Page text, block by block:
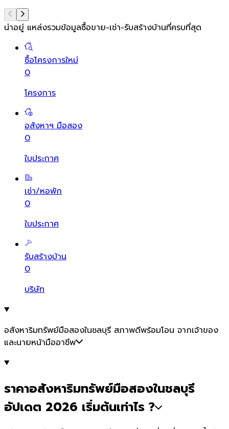
น่าอยู่ แหล่งรวมข้อมูลซื้อขาย-เช่า-รับสร้างบ้านที่ครบที่สุด
ซื้อโครงการใหม่
0
โครงการ
อสังหาฯ มือสอง
0
ใบประกาศ
เช่า/หอพัก
0
ใบประกาศ
รับสร้างบ้าน
0
บริษัท
อสังหาริมทรัพย์มือสองในชลบุรี สภาพดีพร้อมโอน จากเจ้าของ
และนายหน้ามืออาชีพ
ราคาอสังหาริมทรัพย์มือสองในชลบุรี
อัปเดต 2026 เริ่มต้นเท่าไร ?